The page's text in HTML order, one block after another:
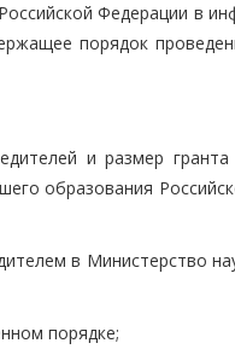
Федерации в
порядок
и размер
образования
в Министерство
порядке;